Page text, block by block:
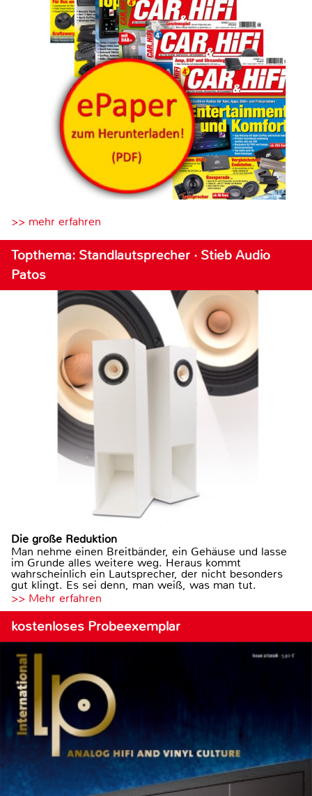
>> mehr erfahren
Topthema: Standlautsprecher · Stieb Audio
Patos
Die große Reduktion
Man nehme einen Breitbänder, ein Gehäuse und lasse
im Grunde alles weitere weg. Heraus kommt
wahrscheinlich ein Lautsprecher, der nicht besonders
gut klingt. Es sei denn, man weiß, was man tut.
>> Mehr erfahren
kostenloses Probeexemplar